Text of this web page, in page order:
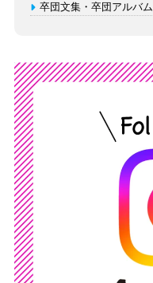
卒団文集・卒団アルバム